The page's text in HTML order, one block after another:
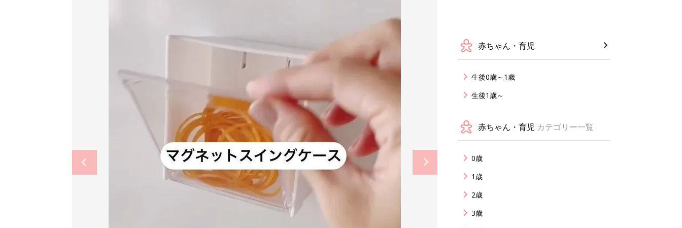
赤ちゃん・育児
生後0歳～1歳
生後1歳～
赤ちゃん・育児 カテゴリー一覧
0歳
1歳
2歳
3歳